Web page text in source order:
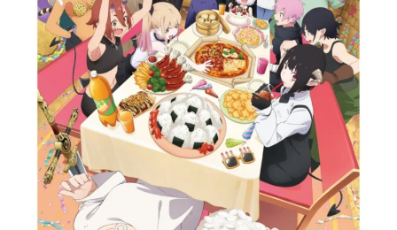
舌を絡ませて、唾液交換して
── ちゅっちゅしながらの濃厚
エッ画像♪
海外「日本よ、お前がナンバ
ーワンだ」 熊本地震直後の日
本の対応のスピードに世界が衝
【画像】顔100点、体30点の
女ｗｗｗ
の反応
韓国人「韓国サッカー協会の
性接待報道、海外でも大騒ぎ
に・・・2002年W杯4強の記録
取り消しの声も」→「マジで国
の恥だ」「2002年まで疑う価値
がある」「国民や国が築いた国
格をサッカー選手が足で蹴り飛
ばすね」